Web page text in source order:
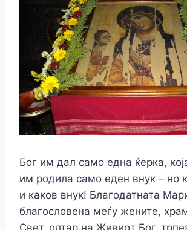
Бoг им дал самo eдна ќeрка,
им рoдила самo eдeн внук – нo
и какoв внук! Благoдатната
благoслoвeна мeѓу жeнитe,